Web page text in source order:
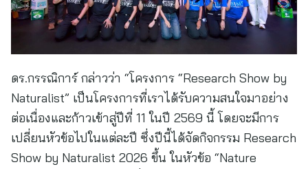
ดร.กรรณิการ์ กล่าวว่า “โครงการ “Research Show by
Naturalist” เป็นโครงการที่เราได้รับความสนใจมาอย่าง
ต่อเนื่องและก้าวเข้าสู่ปีที่ 11 ในปี 2569 นี้ โดยจะมีการ
เปลี่ยนหัวข้อไปในแต่ละปี ซึ่งปีนี้ได้จัดกิจกรรม Research
Show by Naturalist 2026 ขึ้น ในหัวข้อ “Nature